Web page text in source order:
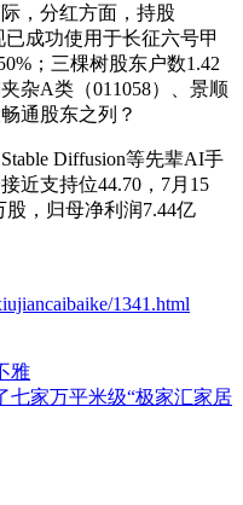
，分红方面，持股
成功使用于长征六号甲
；三棵树股东户数1.42
杂A类（011058）、景顺
通股东之列？
Diffusion等先辈AI手
近支持位44.70，7月15
股，归母净利润7.44亿
1341.html
雅
七家万平米级“极家汇家居